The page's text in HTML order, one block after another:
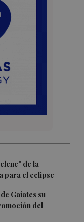
de la
para el eclipse
Gaiates su
del